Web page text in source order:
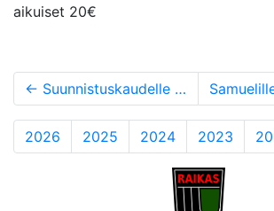
aikuiset 20€
← Suunnistuskaudelle upea aloitus Billnäsissä
2026 2025 2024 2023